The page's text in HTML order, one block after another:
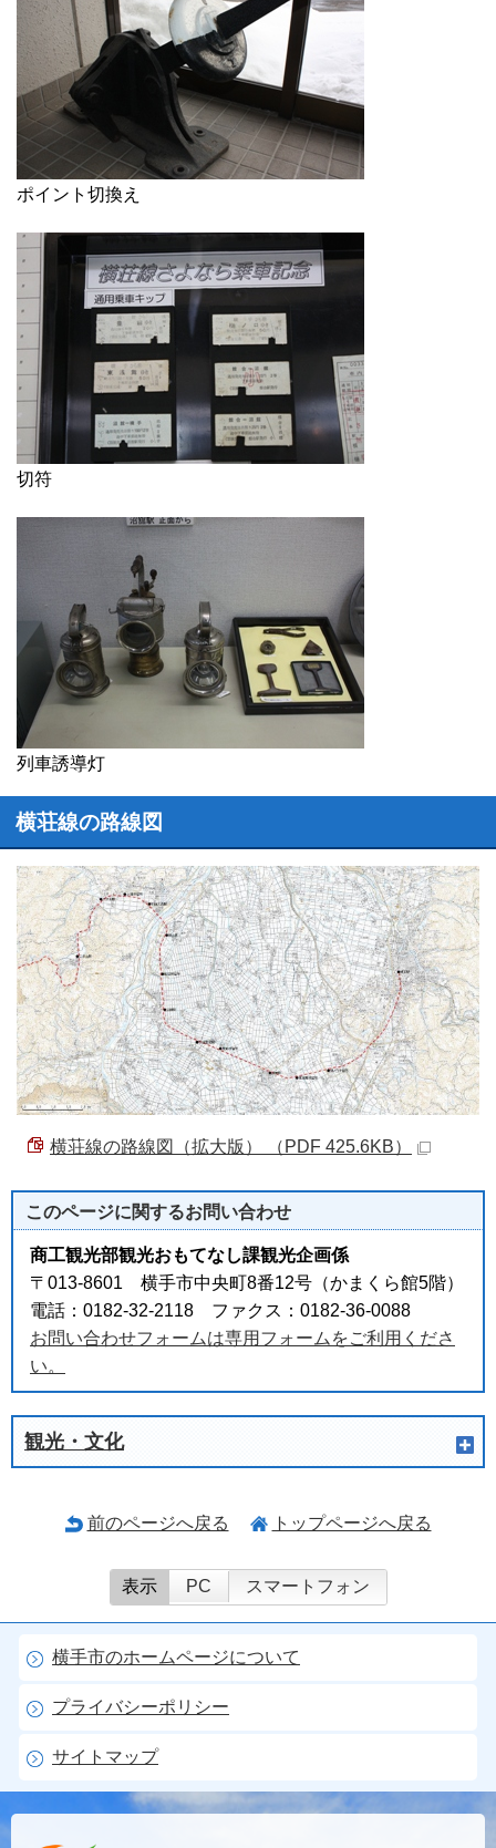
ポイント切換え
切符
列車誘導灯
横荘線の路線図
横荘線の路線図（拡大版） （PDF 425.6KB）
このページに関するお問い合わせ
商工観光部観光おもてなし課観光企画係
〒013-8601 横手市中央町8番12号（かまくら館5階）
電話：0182-32-2118 ファクス：0182-36-0088
お問い合わせフォームは専用フォームをご利用くださ
い。
観光・文化
前のページへ戻る トップページへ戻る
表示 PC スマートフォン
横手市のホームページについて
プライバシーポリシー
サイトマップ